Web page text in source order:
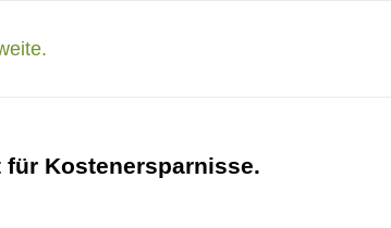
Kostenersparnisse.